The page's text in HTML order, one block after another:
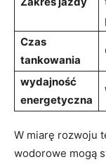
Czas
⁤tankowania
wydajność
energetyczna
W miarę⁢ rozwoju
wodorowe ⁢mogą